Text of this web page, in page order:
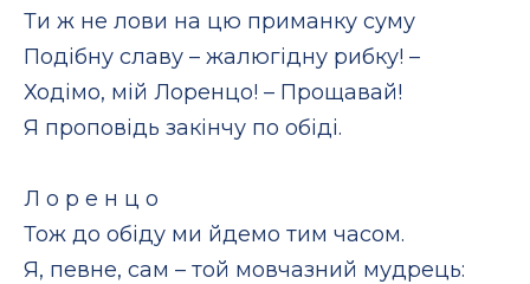
Ти ж не лови на цю приманку суму
Подібну славу – жалюгідну рибку! –
Ходімо, мій Лоренцо! – Прощавай!
Я проповідь закінчу по обіді.
Л о р е н ц о
Тож до обіду ми йдемо тим часом.
Я, певне, сам – той мовчазний мудрець: